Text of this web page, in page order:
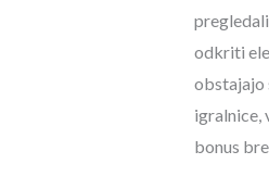
odkriti
obstajajo
igralnice,
bonus